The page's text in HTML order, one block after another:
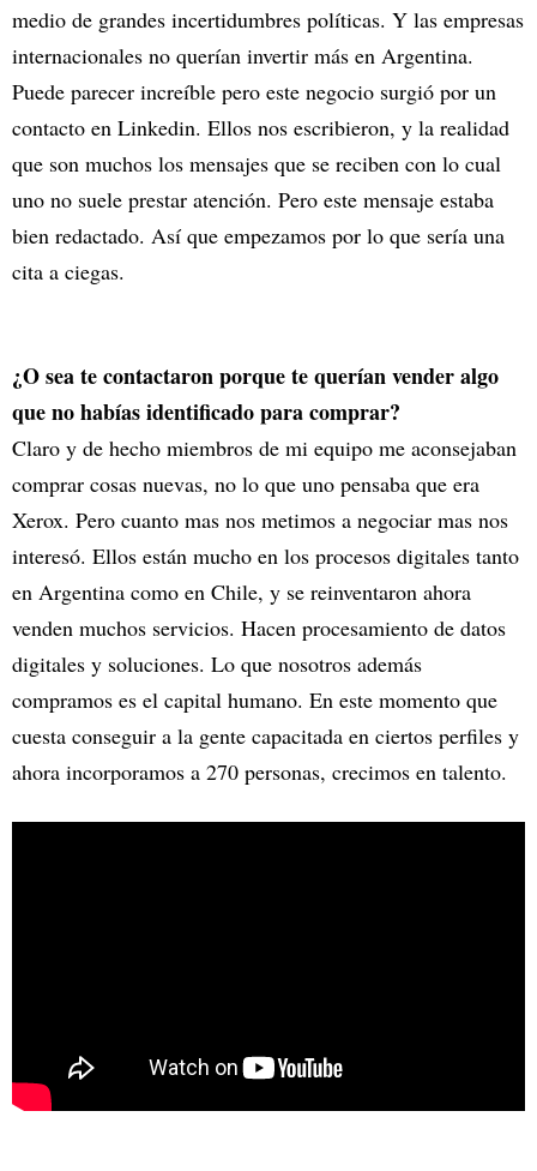
medio de grandes incertidumbres políticas. Y las empresas
internacionales no querían invertir más en Argentina.
Puede parecer increíble pero este negocio surgió por un
contacto en Linkedin. Ellos nos escribieron, y la realidad
que son muchos los mensajes que se reciben con lo cual
uno no suele prestar atención. Pero este mensaje estaba
bien redactado. Así que empezamos por lo que sería una
cita a ciegas.
¿O sea te contactaron porque te querían vender algo
que no habías identificado para comprar?
Claro y de hecho miembros de mi equipo me aconsejaban
comprar cosas nuevas, no lo que uno pensaba que era
Xerox. Pero cuanto mas nos metimos a negociar mas nos
interesó. Ellos están mucho en los procesos digitales tanto
en Argentina como en Chile, y se reinventaron ahora
venden muchos servicios. Hacen procesamiento de datos
digitales y soluciones. Lo que nosotros además
compramos es el capital humano. En este momento que
cuesta conseguir a la gente capacitada en ciertos perfiles y
ahora incorporamos a 270 personas, crecimos en talento.